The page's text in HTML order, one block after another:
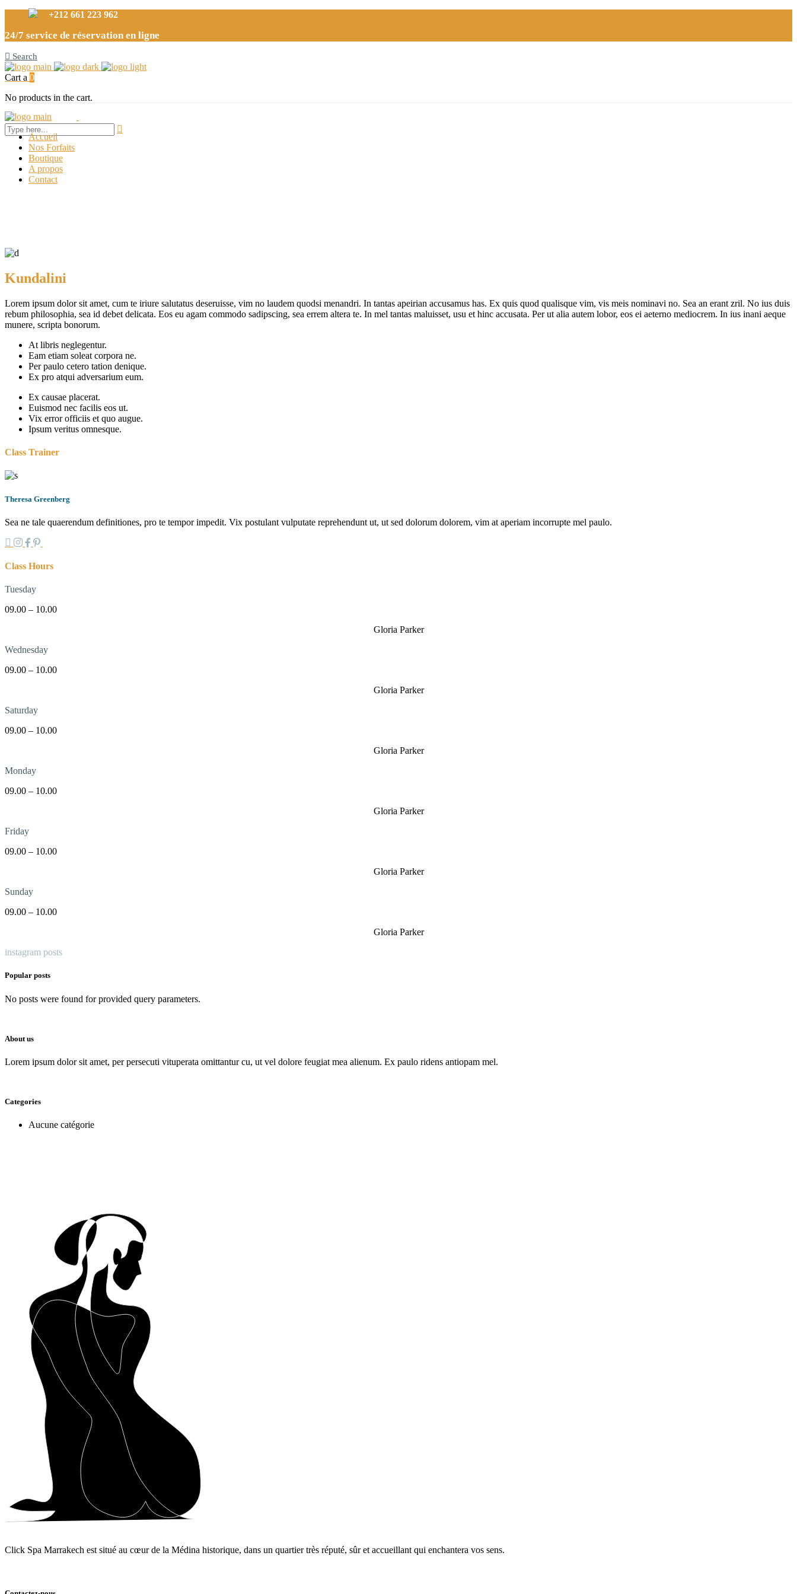
+212 661 223 962
24/7 service de réservation en ligne
Search
Cart
0
No products in the cart.
Accueil
Nos Forfaits
Boutique
A propos
Contact
Kundalini
Lorem ipsum dolor sit amet, cum te iriure salutatus deseruisse, vim no laudem quodsi menandri. In tantas apeirian accusamus has. Ex quis quod qualisque vim, vis meis nominavi no. Sea an erant zril. No ius duis
rebum philosophia, sea id debet delicata. Eos eu agam commodo sadipscing, sea errem altera te. In mel tantas maluisset, usu et hinc accusata. Per ut alia autem lobor, eos ei aeterno mediocrem. In ius inani aeque
munere, scripta bonorum.
At libris neglegentur.
Eam etiam soleat corpora ne.
Per paulo cetero tation denique.
Ex pro atqui adversarium eum.
Ex causae placerat.
Euismod nec facilis eos ut.
Vix error officiis et quo augue.
Ipsum veritus omnesque.
Class Trainer
Theresa Greenberg
Sea ne tale quaerendum definitiones, pro te tempor impedit. Vix postulant vulputate reprehendunt ut, ut sed dolorum dolorem, vim at aperiam incorrupte mel paulo.
Class Hours
Tuesday
09.00 – 10.00
Gloria Parker
Wednesday
09.00 – 10.00
Gloria Parker
Saturday
09.00 – 10.00
Gloria Parker
Monday
09.00 – 10.00
Gloria Parker
Friday
09.00 – 10.00
Gloria Parker
Sunday
09.00 – 10.00
Gloria Parker
instagram posts
Popular posts
No posts were found for provided query parameters.
About us
Lorem ipsum dolor sit amet, per persecuti vituperata omittantur cu, ut vel dolore feugiat mea alienum. Ex paulo ridens antiopam mel.
Categories
Aucune catégorie
Click Spa Marrakech est situé au cœur de la Médina historique, dans un quartier très réputé, sûr et accueillant qui enchantera vos sens.